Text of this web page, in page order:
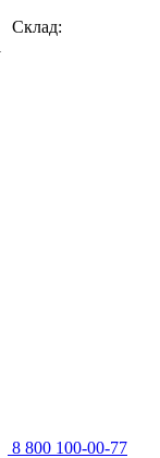
Склад:
8 800 100-00-77